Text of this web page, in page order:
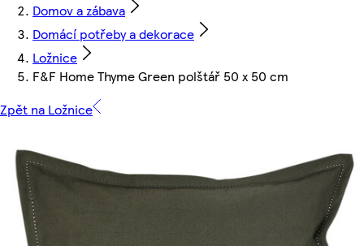
Domov a zábava
Domácí potřeby a dekorace
Ložnice
F&F Home Thyme Green polštář 50 x 50 cm
Zpět na Ložnice